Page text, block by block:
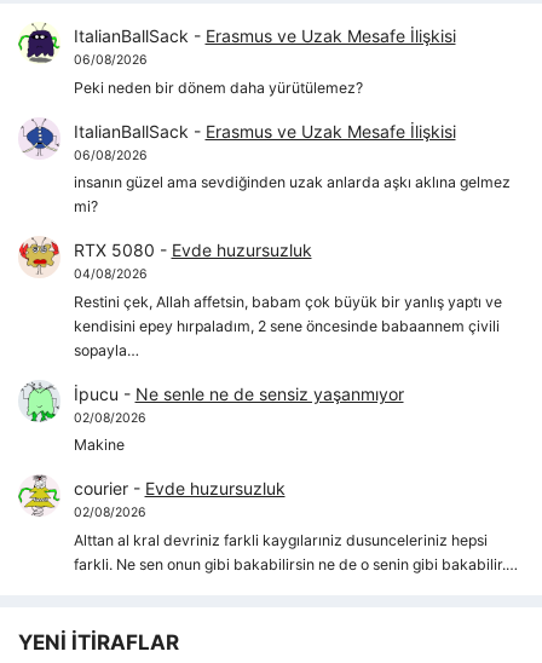
ItalianBallSack - Erasmus ve Uzak Mesafe İlişkisi
06/08/2026
Peki neden bir dönem daha yürütülemez?
ItalianBallSack - Erasmus ve Uzak Mesafe İlişkisi
06/08/2026
insanın güzel ama sevdiğinden uzak anlarda aşkı aklına gelmez
mi?
RTX 5080 - Evde huzursuzluk
04/08/2026
Restini çek, Allah affetsin, babam çok büyük bir yanlış yaptı ve
kendisini epey hırpaladım, 2 sene öncesinde babaannem çivili
sopayla…
İpucu - Ne senle ne de sensiz yaşanmıyor
02/08/2026
Makine
courier- Evde huzursuzluk
02/08/2026
Alttan al kral devriniz farkli kaygılarıniz dusunceleriniz hepsi
farkli. Ne sen onun gibi bakabilirsin ne de o senin gibi bakabilir.…
YENİ İTİRAFLAR